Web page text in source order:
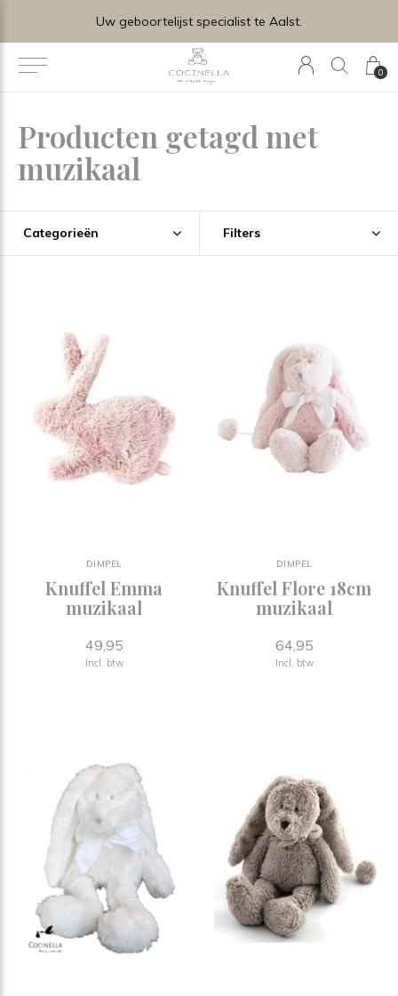
0
Uw geboortelijst specialist te Aalst.
Producten getagd met
muzikaal
Categorieën Filters
DIMPEL
Knuffel Emma
muzikaal
49,95
Incl. btw
DIMPEL
Knuffel Flore 18cm
muzikaal
64,95
Incl. btw